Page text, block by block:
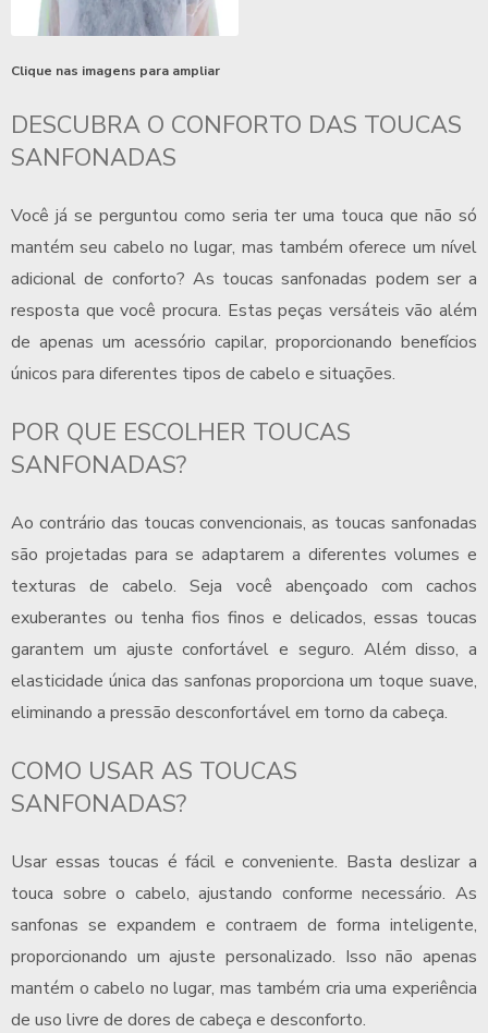
Clique nas imagens para ampliar
DESCUBRA O CONFORTO DAS TOUCAS
SANFONADAS
Você já se perguntou como seria ter uma touca que não só
mantém seu cabelo no lugar, mas também oferece um nível
adicional de conforto? As toucas sanfonadas podem ser a
resposta que você procura. Estas peças versáteis vão além
de apenas um acessório capilar, proporcionando benefícios
únicos para diferentes tipos de cabelo e situações.
POR QUE ESCOLHER TOUCAS
SANFONADAS?
Ao contrário das toucas convencionais, as toucas sanfonadas
são projetadas para se adaptarem a diferentes volumes e
texturas de cabelo. Seja você abençoado com cachos
exuberantes ou tenha fios finos e delicados, essas toucas
garantem um ajuste confortável e seguro. Além disso, a
elasticidade única das sanfonas proporciona um toque suave,
eliminando a pressão desconfortável em torno da cabeça.
COMO USAR AS TOUCAS
SANFONADAS?
Usar essas toucas é fácil e conveniente. Basta deslizar a
touca sobre o cabelo, ajustando conforme necessário. As
sanfonas se expandem e contraem de forma inteligente,
proporcionando um ajuste personalizado. Isso não apenas
mantém o cabelo no lugar, mas também cria uma experiência
de uso livre de dores de cabeça e desconforto.